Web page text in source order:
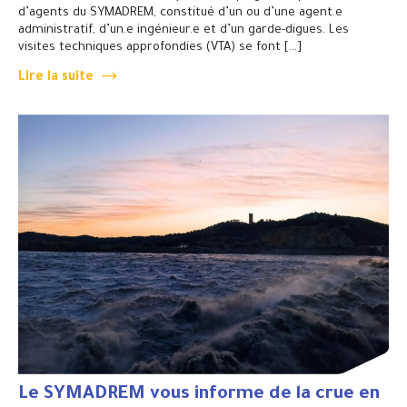
d’agents du SYMADREM, constitué d’un ou d’une agent.e
administratif, d’un.e ingénieur.e et d’un garde-digues. Les
visites techniques approfondies (VTA) se font […]
Lire la suite
Le SYMADREM vous informe de la crue en